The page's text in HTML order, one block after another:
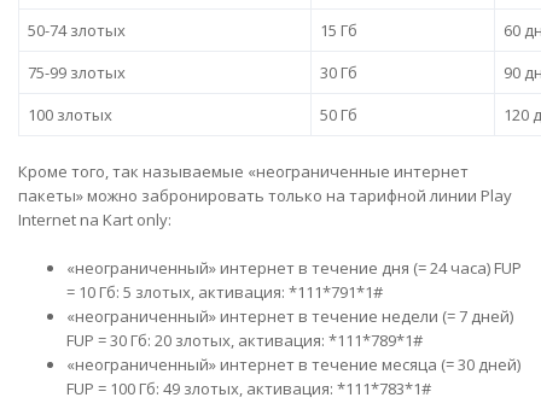
50-74 злотых
15 Гб
60
75-99 злотых
30 Гб
90
100 злотых
50 Гб 120
Кроме того, так называемые «неограниченные интернет
пакеты» можно забронировать только на тарифной линии Play
Internet na Kart only:
«неограниченный» интернет в течение дня (= 24 часа) FUP
= 10 Гб: 5 злотых, активация: *111*791*1#
«неограниченный» интернет в течение недели (= 7 дней)
FUP = 30 Гб: 20 злотых, активация: *111*789*1#
«неограниченный» интернет в течение месяца (= 30 дней)
FUP = 100 Гб: 49 злотых, активация: *111*783*1#